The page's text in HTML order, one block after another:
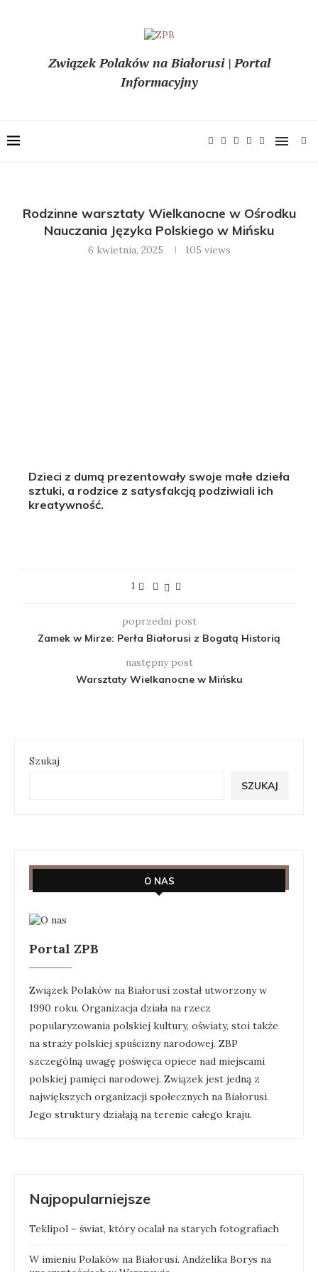
Związek Polaków na Białorusi | Portal
Informacyjny
Rodzinne warsztaty Wielkanocne w Ośrodku
Nauczania Języka Polskiego w Mińsku
6 kwietnia, 2025 105 views
Dzieci z dumą prezentowały swoje małe dzieła
sztuki, a rodzice z satysfakcją podziwiali ich
kreatywność.
1
poprzedni post
Zamek w Mirze: Perła Białorusi z Bogatą Historią
następny post
Warsztaty Wielkanocne w Mińsku
Szukaj
SZUKAJ
O NAS
Portal ZPB
Związek Polaków na Białorusi został utworzony w
1990 roku. Organizacja działa na rzecz
popularyzowania polskiej kultury, oświaty, stoi także
na straży polskiej spuścizny narodowej. ZBP
szczególną uwagę poświęca opiece nad miejscami
polskiej pamięci narodowej. Związek jest jedną z
największych organizacji społecznych na Białorusi.
Jego struktury działają na terenie całego kraju.
Najpopularniejsze
Teklipol – świat, który ocalał na starych fotografiach
W imieniu Polaków na Białorusi. Andżelika Borys na